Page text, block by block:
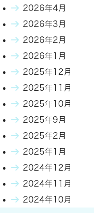
2026年4月
2026年3月
2026年2月
2026年1月
2025年12月
2025年11月
2025年10月
2025年9月
2025年2月
2025年1月
2024年12月
2024年11月
2024年10月